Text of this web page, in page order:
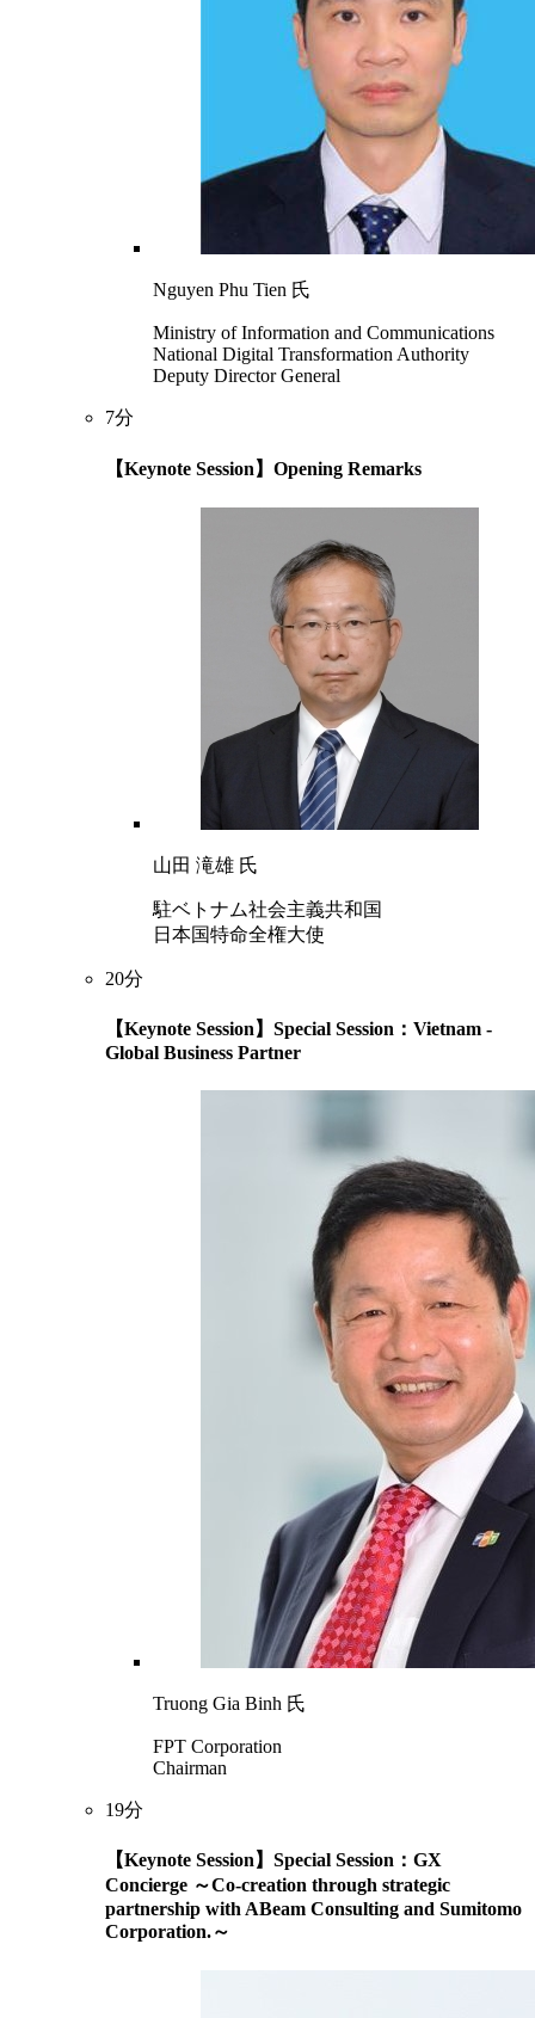
Nguyen Phu Tien 氏
Ministry of Information and Communications
National Digital Transformation Authority
Deputy Director General
7分
【Keynote Session】Opening Remarks
山田 滝雄 氏
駐ベトナム社会主義共和国
日本国特命全権大使
20分
【Keynote Session】Special Session：Vietnam -
Global Business Partner
Truong Gia Binh 氏
FPT Corporation
Chairman
19分
【Keynote Session】Special Session：GX
Concierge ～Co-creation through strategic
partnership with ABeam Consulting and Sumitomo
Corporation.～